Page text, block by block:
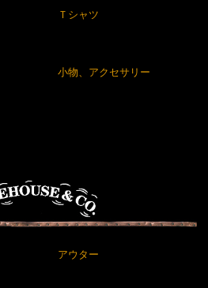
Ｔシャツ
小物、アクセサリー
アウター